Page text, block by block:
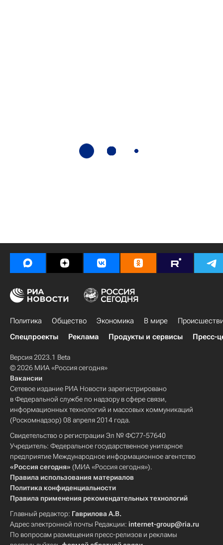
Политика Общество Экономика В мире
Спецпроекты
Реклама Продукты и сервисы Пресс-
Версия 2023.1 Beta
© 2026 МИА «Россия сегодня»
Вакансии
Сетевое издание РИА Новости зарегистрировано
в Федеральной службе по надзору в сфере связи,
информационных технологий и массовых коммуникаций
(Роскомнадзор) 08 апреля 2014 года.
Свидетельство о регистрации Эл № ФС77-57640
Учредитель: Федеральное государственное унитарное
предприятие Международное информационное агентство
«Россия сегодня» (МИА «Россия сегодня»).
Правила использования материалов
Политика конфиденциальности
Правила применения рекомендательных технологий
Главный редактор: Гаврилова А.В.
Адрес электронной почты Редакции: internet-group@ria.ru
По вопросам размещения пресс-релизов и рекламы